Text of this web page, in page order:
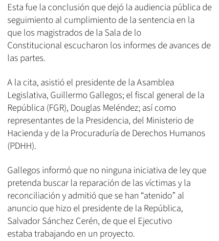
Esta fue la conclusión que dejó la audiencia pública de
seguimiento al cumplimiento de la sentencia en la
que los magistrados de la Sala de lo
Constitucional escucharon los informes de avances de
las partes.
A la cita, asistió el presidente de la Asamblea
Legislativa, Guillermo Gallegos; el fiscal general de la
República (FGR), Douglas Meléndez; así como
representantes de la Presidencia, del Ministerio de
Hacienda y de la Procuraduría de Derechos Humanos
(PDHH).
Gallegos informó que no ninguna iniciativa de ley que
pretenda buscar la reparación de las víctimas y la
reconciliación y admitió que se han “atenido” al
anuncio que hizo el presidente de la República,
Salvador Sánchez Cerén, de que el Ejecutivo
estaba trabajando en un proyecto.